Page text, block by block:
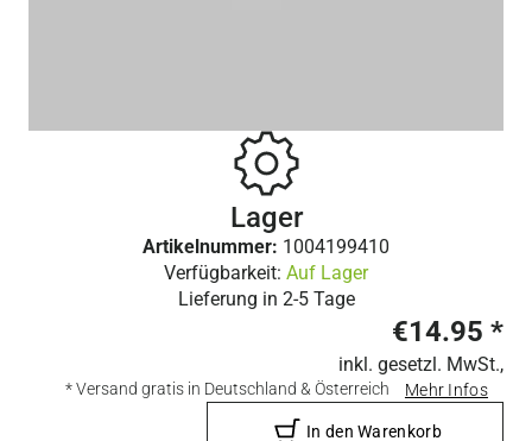
Lager
Artikelnummer: 1004199410
Verfügbarkeit: Auf Lager
Lieferung in 2-5 Tage
€14.95 *
inkl. gesetzl. MwSt.,
* Versand gratis in Deutschland & Österreich Mehr Infos
In den Warenkorb